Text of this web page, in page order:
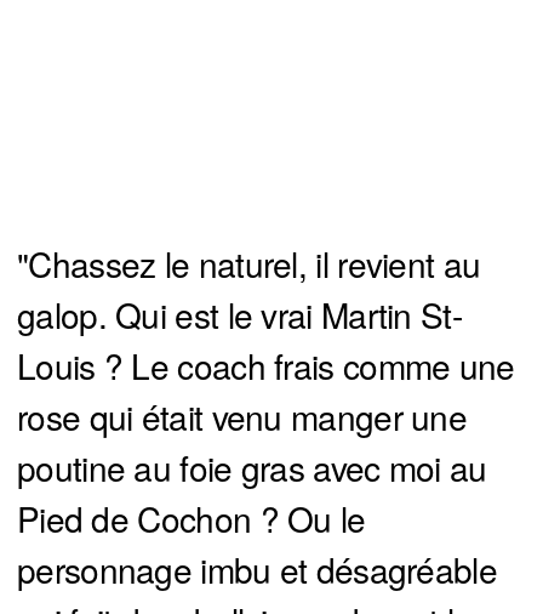
"Chassez le naturel, il revient au
galop. Qui est le vrai Martin St-
Louis ? Le coach frais comme une
rose qui était venu manger une
poutine au foie gras avec moi au
Pied de Cochon ? Ou le
personnage imbu et désagréable